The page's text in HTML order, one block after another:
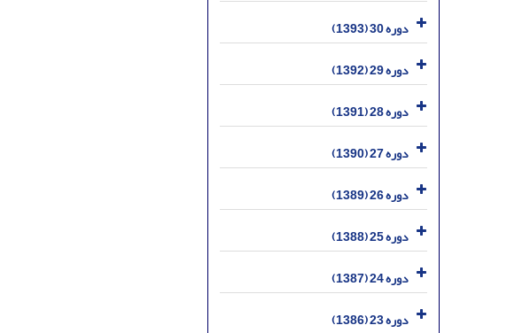
دوره 30 (1393)
دوره 29 (1392)
دوره 28 (1391)
دوره 27 (1390)
دوره 26 (1389)
دوره 25 (1388)
دوره 24 (1387)
دوره 23 (1386)